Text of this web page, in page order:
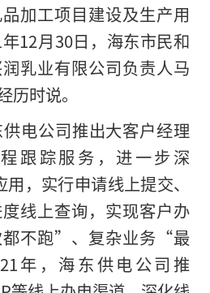
加工项目建设及生产用
12月30日，海东市民和
乳业有限公司负责人马
历时说。
电公司推出大客户经理
跟踪服务，进一步深
，实行申请线上提交、
线上查询，实现客户办
不跑”、复杂业务“最
年，海东供电公司推